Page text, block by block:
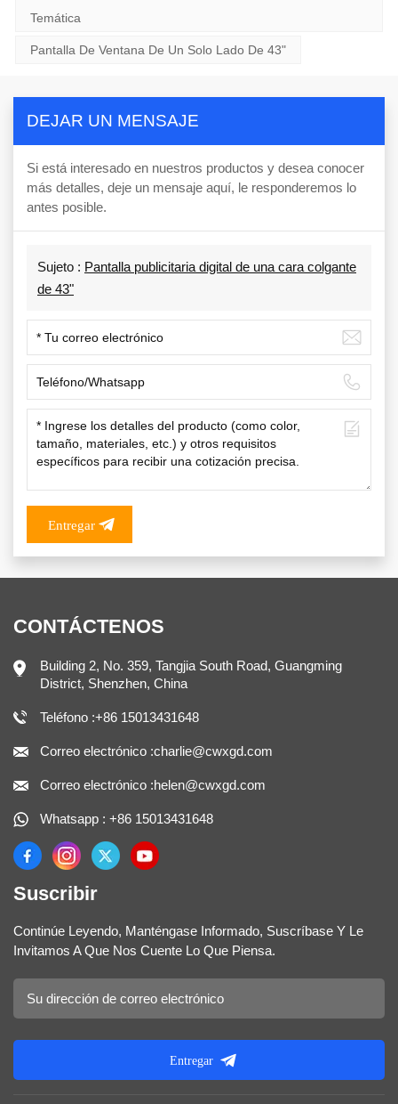
Temática
Pantalla De Ventana De Un Solo Lado De 43"
DEJAR UN MENSAJE
Si está interesado en nuestros productos y desea conocer
más detalles, deje un mensaje aquí, le responderemos lo
antes posible.
Sujeto : Pantalla publicitaria digital de una cara colgante
de 43"
Entregar
CONTÁCTENOS
Building 2, No. 359, Tangjia South Road, Guangming
District, Shenzhen, China
Teléfono :+86 15013431648
Correo electrónico :charlie@cwxgd.com
Correo electrónico :helen@cwxgd.com
Whatsapp : +86 15013431648
Suscribir
Continúe Leyendo, Manténgase Informado, Suscríbase Y Le
Invitamos A Que Nos Cuente Lo Que Piensa.
Entregar